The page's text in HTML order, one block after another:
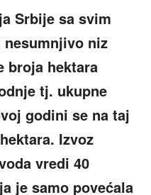
Srbije sa svim
niz
broja hektara
tj. ukupne
godini se na taj
Izvoz
vredi 40
je samo povećala